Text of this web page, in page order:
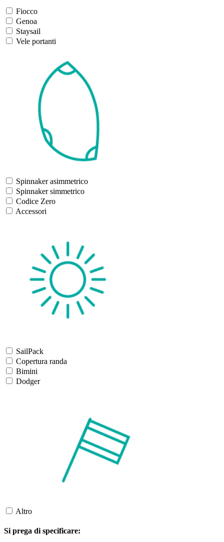
Fiocco
Genoa
Staysail
Vele portanti
Spinnaker asimmetrico
Spinnaker simmetrico
Codice Zero
Accessori
SailPack
Copertura randa
Bimini
Dodger
Altro
Si prega di specificare: